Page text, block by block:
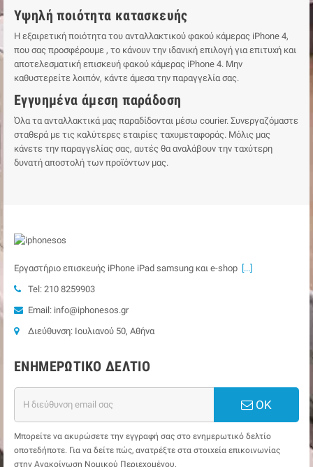
Υψηλή ποιότητα κατασκευής
Η εξαιρετική ποιότητα του ανταλλακτικού φακού κάμερας iPhone 4,
που σας προσφέρουμε , το κάνουν την ιδανική επιλογή για επιτυχή και
αποτελεσματική επισκευή φακού κάμερας iPhone 4. Μην
καθυστερείτε λοιπόν, κάντε άμεσα την παραγγελία σας.
Εγγυημένα άμεση παράδοση
Όλα τα ανταλλακτικά μας παραδίδονται μέσω courier. Συνεργαζόμαστε
σταθερά με τις καλύτερες εταιρίες ταχυμεταφοράς. Μόλις μας
κάνετε την παραγγελίας σας, αυτές θα αναλάβουν την ταχύτερη
δυνατή αποστολή των προϊόντων μας.
Εργαστήριο επισκευής iPhone iPad samsung και e-shop [...]
Tel: 210 8259903
Email: info@iphonesos.gr
Διεύθυνση: Ιουλιανού 50, Αθήνα
ΕΝΗΜΕΡΩΤΙΚΌ ΔΕΛΤΊΟ
ΟΚ
Μπορείτε να ακυρώσετε την εγγραφή σας στο ενημερωτικό δελτίο
οποτεδήποτε. Για να δείτε πώς, ανατρέξτε στα στοιχεία επικοινωνίας
στην Ανακοίνωση Νομικού Περιεχομένου.